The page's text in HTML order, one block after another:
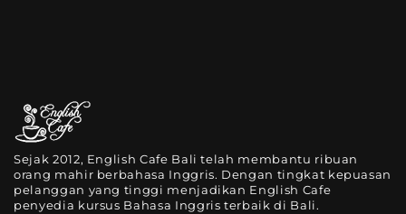
Sejak 2012, English Cafe Bali telah membantu ribuan
orang mahir berbahasa Inggris. Dengan tingkat kepuasan
pelanggan yang tinggi menjadikan English Cafe
penyedia kursus Bahasa Inggris terbaik di Bali.